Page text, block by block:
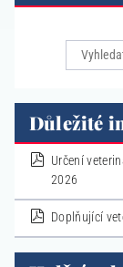
Důležité
pdf
Určení
2026
pdf
Doplňující